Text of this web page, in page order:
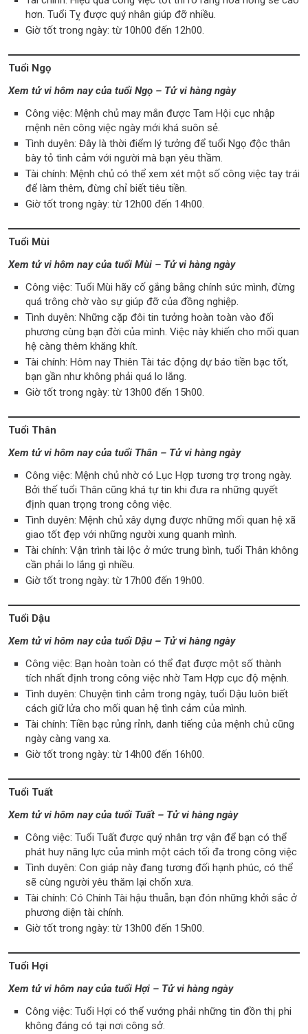
hơn. Tuổi Tỵ được quý nhân giúp đỡ nhiều.
Giờ tốt trong ngày: từ 10h00 đến 12h00.
Tuổi Ngọ
Xem tử vi hôm nay của tuổi Ngọ – Tử vi hàng ngày
Công việc: Mệnh chủ may mắn được Tam Hội cục nhập
mệnh nên công việc ngày mới khá suôn sẻ.
Tình duyên: Đây là thời điểm lý tưởng để tuổi Ngọ độc thân
bày tỏ tình cảm với người mà bạn yêu thầm.
Tài chính: Mệnh chủ có thể xem xét một số công việc tay trái
để làm thêm, đừng chỉ biết tiêu tiền.
Giờ tốt trong ngày: từ 12h00 đến 14h00.
Tuổi Mùi
Xem tử vi hôm nay của tuổi Mùi – Tử vi hàng ngày
Công việc: Tuổi Mùi hãy cố gắng bằng chính sức mình, đừng
quá trông chờ vào sự giúp đỡ của đồng nghiệp.
Tình duyên: Những cặp đôi tin tưởng hoàn toàn vào đối
phương cùng bạn đời của mình. Việc này khiến cho mối quan
hệ càng thêm khăng khít.
Tài chính: Hôm nay Thiên Tài tác động dự báo tiền bạc tốt,
bạn gần như không phải quá lo lắng.
Giờ tốt trong ngày: từ 13h00 đến 15h00.
Tuổi Thân
Xem tử vi hôm nay của tuổi Thân – Tử vi hàng ngày
Công việc: Mệnh chủ nhờ có Lục Hợp tương trợ trong ngày.
Bởi thế tuổi Thân cũng khá tự tin khi đưa ra những quyết
định quan trọng trong công việc.
Tình duyên: Mệnh chủ xây dựng được những mối quan hệ xã
giao tốt đẹp với những người xung quanh mình.
Tài chính: Vận trình tài lộc ở mức trung bình, tuổi Thân không
cần phải lo lắng gì nhiều.
Giờ tốt trong ngày: từ 17h00 đến 19h00.
Tuổi Dậu
Xem tử vi hôm nay của tuổi Dậu – Tử vi hàng ngày
Công việc: Bạn hoàn toàn có thể đạt được một số thành
tích nhất định trong công việc nhờ Tam Hợp cục độ mệnh.
Tình duyên: Chuyện tình cảm trong ngày, tuổi Dậu luôn biết
cách giữ lửa cho mối quan hệ tình cảm của mình.
Tài chính: Tiền bạc rủng rỉnh, danh tiếng của mệnh chủ cũng
ngày càng vang xa.
Giờ tốt trong ngày: từ 14h00 đến 16h00.
Tuổi Tuất
Xem tử vi hôm nay của tuổi Tuất – Tử vi hàng ngày
Công việc: Tuổi Tuất được quý nhân trợ vận để bạn có thể
phát huy năng lực của mình một cách tối đa trong công việc
Tình duyên: Con giáp này đang tương đối hạnh phúc, có thể
sẽ cùng người yêu thăm lại chốn xưa.
Tài chính: Có Chính Tài hậu thuẫn, bạn đón những khởi sắc ở
phương diện tài chính.
Giờ tốt trong ngày: từ 13h00 đến 15h00.
Tuổi Hợi
Xem tử vi hôm nay của tuổi Hợi – Tử vi hàng ngày
Công việc: Tuổi Hợi có thể vướng phải những tin đồn thị phi
không đáng có tại nơi công sở.